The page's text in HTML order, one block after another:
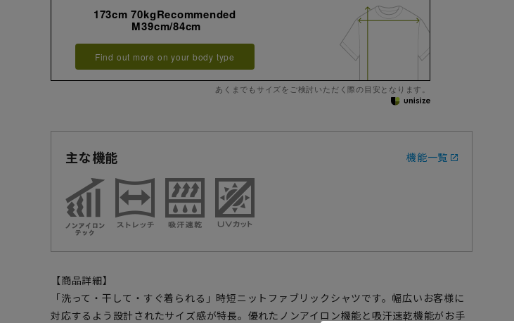
173cm 70kgRecommended
M39cm/84cm
Find out more on your body type
あくまでもサイズをご検討いただく際の目安となります。
主な機能 機能一覧
【商品詳細】
「洗って・干して・すぐ着られる」時短ニットファブリックシャツです。幅広いお客様に
対応するよう設計されたサイズ感が特長。優れたノンアイロン機能と吸汗速乾機能がお手